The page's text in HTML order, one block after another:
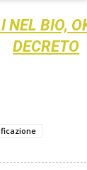
NEL BIO,
DECRETO